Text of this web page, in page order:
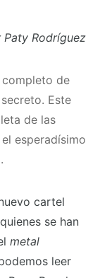
Paty Rodríguez
completo de
Este
de las
esperadísimo
cartel
se han
metal
leer